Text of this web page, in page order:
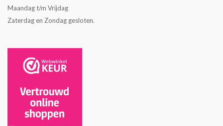
Maandag t/m Vrijdag
Zaterdag en Zondag gesloten.